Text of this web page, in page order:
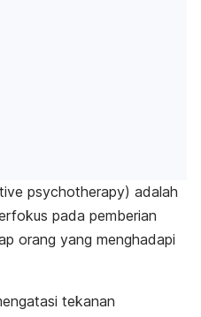
psychotherapy) adalah
pada pemberian
orang yang menghadapi
tekanan